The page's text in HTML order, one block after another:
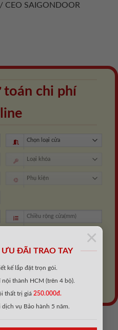
ĐÃI TRAO TAY
kế lắp đặt trọn gói.
thành HCM (trên 4 bộ).
thất trị giá 250.000đ.
vụ Bảo hành 5 năm.
×
/ CEO SAIGONDOOR
toán chi phí
XEM KẾT QUẢ